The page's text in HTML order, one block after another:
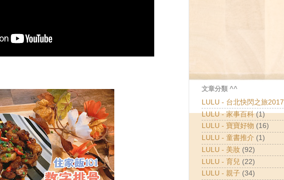
文章分類 ^^
LULU - 台北快閃之旅2017
LULU - 家事百科 (1)
LULU - 寶寶好物 (16)
LULU - 童書推介 (1)
LULU - 美妝 (92)
LULU - 育兒 (22)
LULU - 親子 (34)